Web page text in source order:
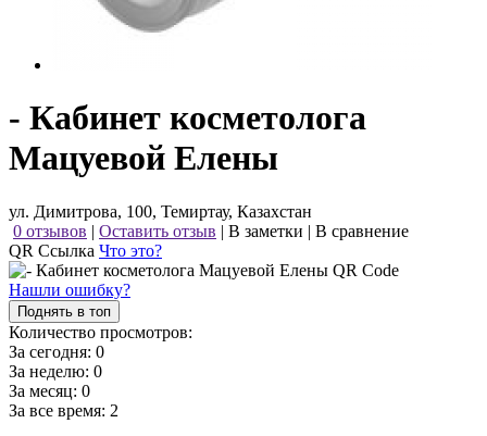
- Кабинет косметолога
Мацуевой Елены
ул. Димитрова, 100, Темиртау, Казахстан
0 отзывов | Оставить отзыв | В заметки | В сравнение
QR Ссылка Что это?
Нашли ошибку?
Поднять в топ
Количество просмотров:
За сегодня: 0
За неделю: 0
За месяц: 0
За все время: 2